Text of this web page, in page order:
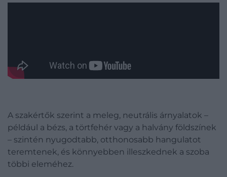
A szakértők szerint a meleg, neutrális árnyalatok –
például a bézs, a törtfehér vagy a halvány földszínek
– szintén nyugodtabb, otthonosabb hangulatot
teremtenek, és könnyebben illeszkednek a szoba
többi eleméhez.